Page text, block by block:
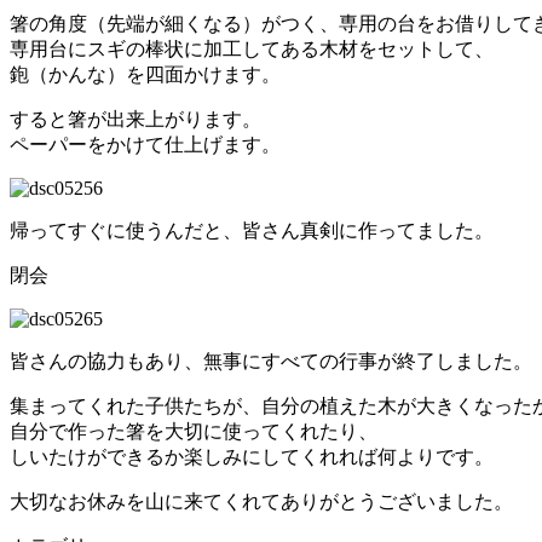
箸の角度（先端が細くなる）がつく、専用の台をお借りして
専用台にスギの棒状に加工してある木材をセットして、
鉋（かんな）を四面かけます。
すると箸が出来上がります。
ペーパーをかけて仕上げます。
帰ってすぐに使うんだと、皆さん真剣に作ってました。
閉会
皆さんの協力もあり、無事にすべての行事が終了しました。
集まってくれた子供たちが、自分の植えた木が大きくなった
自分で作った箸を大切に使ってくれたり、
しいたけができるか楽しみにしてくれれば何よりです。
大切なお休みを山に来てくれてありがとうございました。